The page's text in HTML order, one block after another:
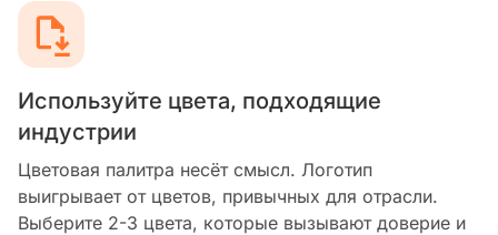
Используйте цвета, подходящие
индустрии
Цветовая палитра несёт смысл. Логотип
выигрывает от цветов, привычных для отрасли.
Выберите 2-3 цвета, которые вызывают доверие и